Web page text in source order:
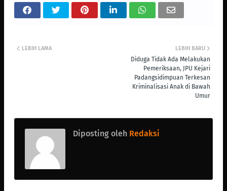
LEBIH BARU
Diduga Tidak Ada Melakukan
Pemeriksaan, JPU Kejari
Padangsidimpuan Terkesan
Kriminalisasi Anak di Bawah
Umur
LEBIH LAMA
Diposting oleh Redaksi